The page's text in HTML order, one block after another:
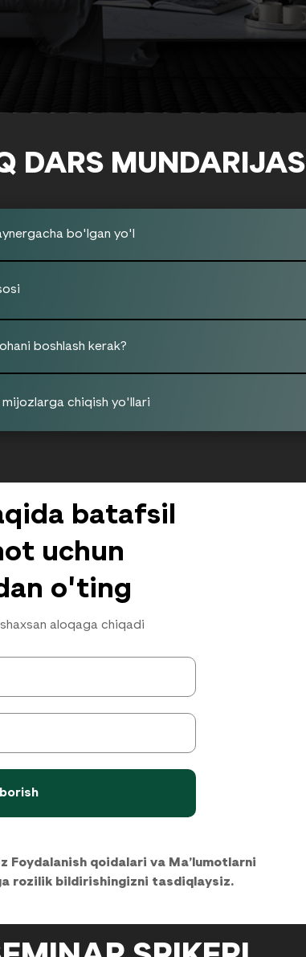
DARS MUNDARIJASI
bo'lgan yo'l
boshlash kerak?
chiqish yo'llari
batafsil
uchun
o'ting
aloqaga chiqadi
Foydalanish qoidalari va Ma’lumotlarni
rozilik bildirishingizni tasdiqlaysiz.